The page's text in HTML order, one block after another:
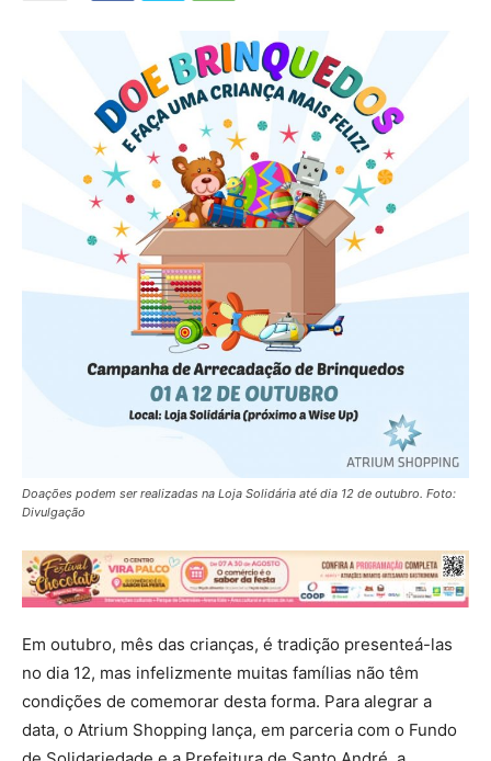
Doações podem ser realizadas na Loja Solidária até dia 12 de outubro. Foto:
Divulgação
Em outubro, mês das crianças, é tradição presenteá-las
no dia 12, mas infelizmente muitas famílias não têm
condições de comemorar desta forma. Para alegrar a
data, o Atrium Shopping lança, em parceria com o Fundo